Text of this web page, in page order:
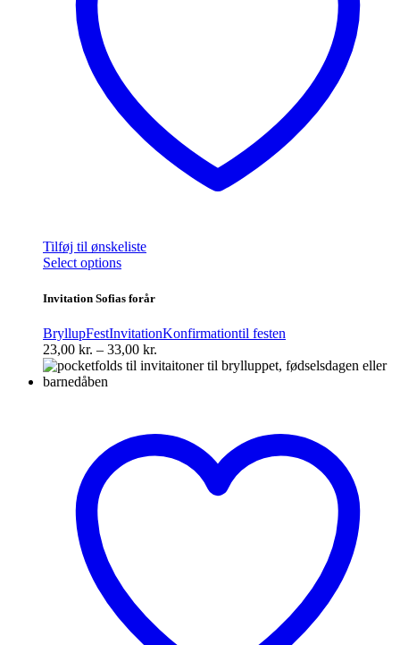
Tilføj til ønskeliste
Select optionsDette
har
varianter.
Mulighederne
kan
vælges
Invitation Sofias forår
BryllupFestInvitationKonfirmationtil festen
23,00 kr. – 33,00 kr.
23,00 kr.